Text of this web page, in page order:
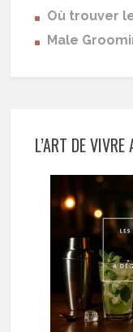
Où trouver
Male
L’ART DE